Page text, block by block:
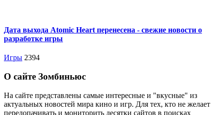
Дата выхода Atomic Heart перенесена - свежие новости о
разработке игры
Игры 2394
О сайте Зомбиньюс
На сайте представлены самые интересные и "вкусные" из
актуальных новостей мира кино и игр. Для тех, кто не желает
перелопачивать и мониторить десятки сайтов в поисках